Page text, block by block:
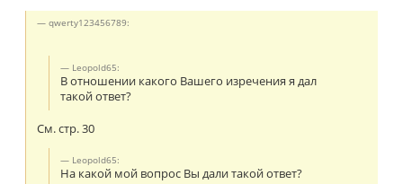
qwerty123456789:
Leopold65:
В отношении какого Вашего изречения я дал
такой ответ?
См. стр. 30
Leopold65:
На какой мой вопрос Вы дали такой ответ?